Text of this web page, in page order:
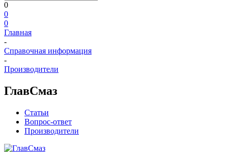
0
0
0
Главная
-
Справочная информация
-
Производители
ГлавСмаз
Статьи
Вопрос-ответ
Производители